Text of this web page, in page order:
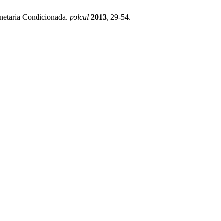
Condicionada. polcul 2013, 29-54.